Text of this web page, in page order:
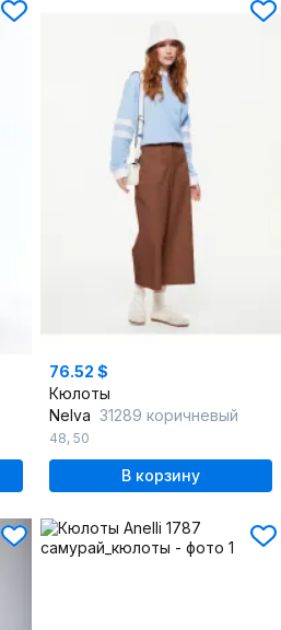
76.52 $
Кюлоты
Nelva 31289 коричневый
48, 50
В корзину